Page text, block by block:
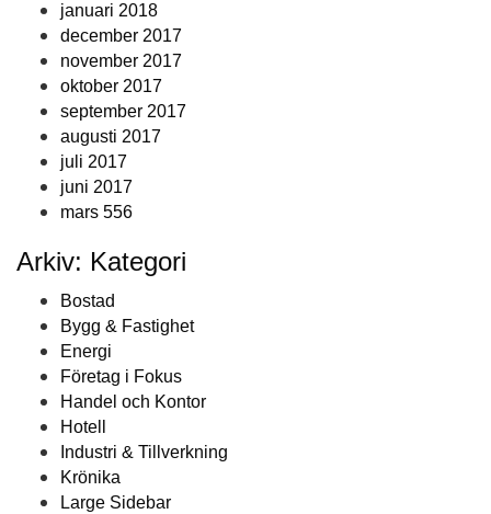
januari 2018
december 2017
november 2017
oktober 2017
september 2017
augusti 2017
juli 2017
juni 2017
mars 556
Arkiv: Kategori
Bostad
Bygg & Fastighet
Energi
Företag i Fokus
Handel och Kontor
Hotell
Industri & Tillverkning
Krönika
Large Sidebar